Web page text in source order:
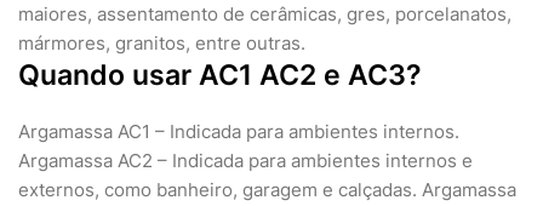
maiores, assentamento de cerâmicas, gres, porcelanatos,
mármores, granitos, entre outras.
Quando usar AC1 AC2 e AC3?
Argamassa AC1 – Indicada para ambientes internos.
Argamassa AC2 – Indicada para ambientes internos e
externos, como banheiro, garagem e calçadas. Argamassa